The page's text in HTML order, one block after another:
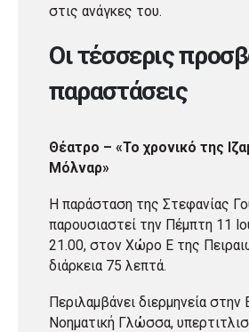
στις ανάγκες του.
Οι τέσσερις
παραστάσεις
Θέατρο – «Το χρονικό της
Μόλναρ»
Η παράσταση της Στεφανίας
παρουσιαστεί την Πέμπτη 11
21.00, στον Χώρο Ε της
διάρκεια 75 λεπτά.
Περιλαμβάνει διερμηνεία στην
Νοηματική Γλώσσα,